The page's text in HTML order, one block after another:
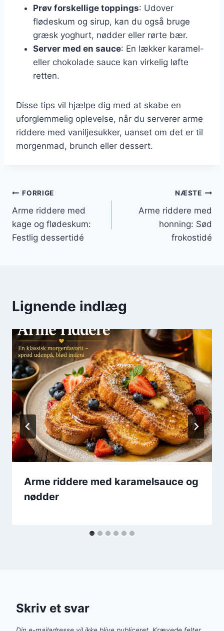
Prøv forskellige toppings: Udover
flødeskum og sirup, kan du også bruge
græsk yoghurt, nødder eller rørte bær.
Server med en sauce: En lækker karamel-
eller chokolade sauce kan virkelig løfte
retten.
Disse tips vil hjælpe dig med at skabe en
uforglemmelig oplevelse, når du serverer arme
riddere med vaniljesukker, uanset om det er til
morgenmad, brunch eller dessert.
Indlægsnavigation
FORRIGE
Arme riddere med
kage og flødeskum:
Festlig dessertidé
NÆSTE
Arme riddere med
honning: Sød
frokostidé
Lignende indlæg
Arme riddere med karamelsauce og
nødder
Skriv et svar